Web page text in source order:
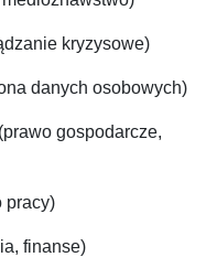
kryzysowe)
danych osobowych)
(prawo gospodarcze,
pracy)
finanse)